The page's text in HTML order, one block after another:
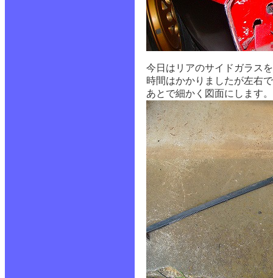
今日はリアのサイドガラス
時間はかかりましたが左右
あとで細かく図面にします。